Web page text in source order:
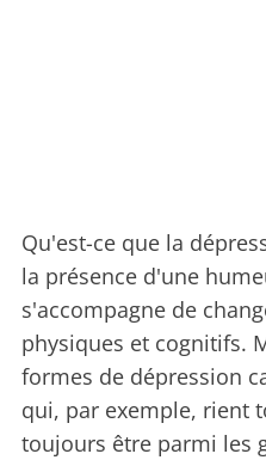
Qu'est-ce que la
la présence d'une
s'accompagne de
physiques et cognitifs.
formes de dépression
qui, par exemple, rient
toujours être parmi les